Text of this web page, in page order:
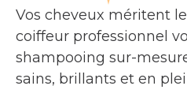
Vos cheveux méritent
coiffeur professionnel
shampooing sur-
sains, brillants et en